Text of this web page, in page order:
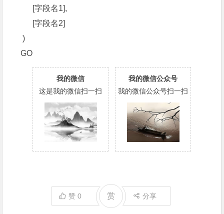
[字段名1],
[字段名2]
)
GO
我的微信
这是我的微信扫一扫
我的微信公众号
我的微信公众号扫一扫
赞0 赏 分享